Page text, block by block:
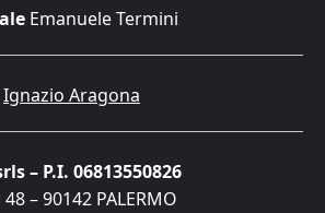
Emanuele Termini
Ignazio Aragona
– P.I. 06813550826
– 90142 PALERMO